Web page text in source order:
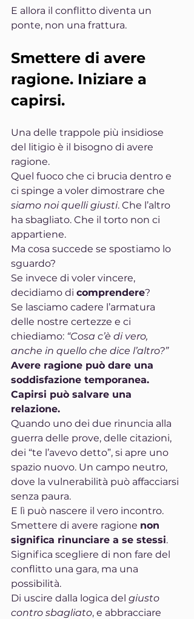
E allora il conflitto diventa un
ponte, non una frattura.
Smettere di avere
ragione. Iniziare a
capirsi.
Una delle trappole più insidiose
del litigio è il bisogno di avere
ragione.
Quel fuoco che ci brucia dentro e
ci spinge a voler dimostrare che
siamo noi quelli giusti. Che l’altro
ha sbagliato. Che il torto non ci
appartiene.
Ma cosa succede se spostiamo lo
sguardo?
Se invece di voler vincere,
decidiamo di comprendere?
Se lasciamo cadere l’armatura
delle nostre certezze e ci
chiediamo: “Cosa c’è di vero,
anche in quello che dice l’altro?”
Avere ragione può dare una
soddisfazione temporanea.
Capirsi può salvare una
relazione.
Quando uno dei due rinuncia alla
guerra delle prove, delle citazioni,
dei “te l’avevo detto”, si apre uno
spazio nuovo. Un campo neutro,
dove la vulnerabilità può affacciarsi
senza paura.
E lì può nascere il vero incontro.
Smettere di avere ragione non
significa rinunciare a se stessi.
Significa scegliere di non fare del
conflitto una gara, ma una
possibilità.
Di uscire dalla logica del giusto
contro sbagliato, e abbracciare